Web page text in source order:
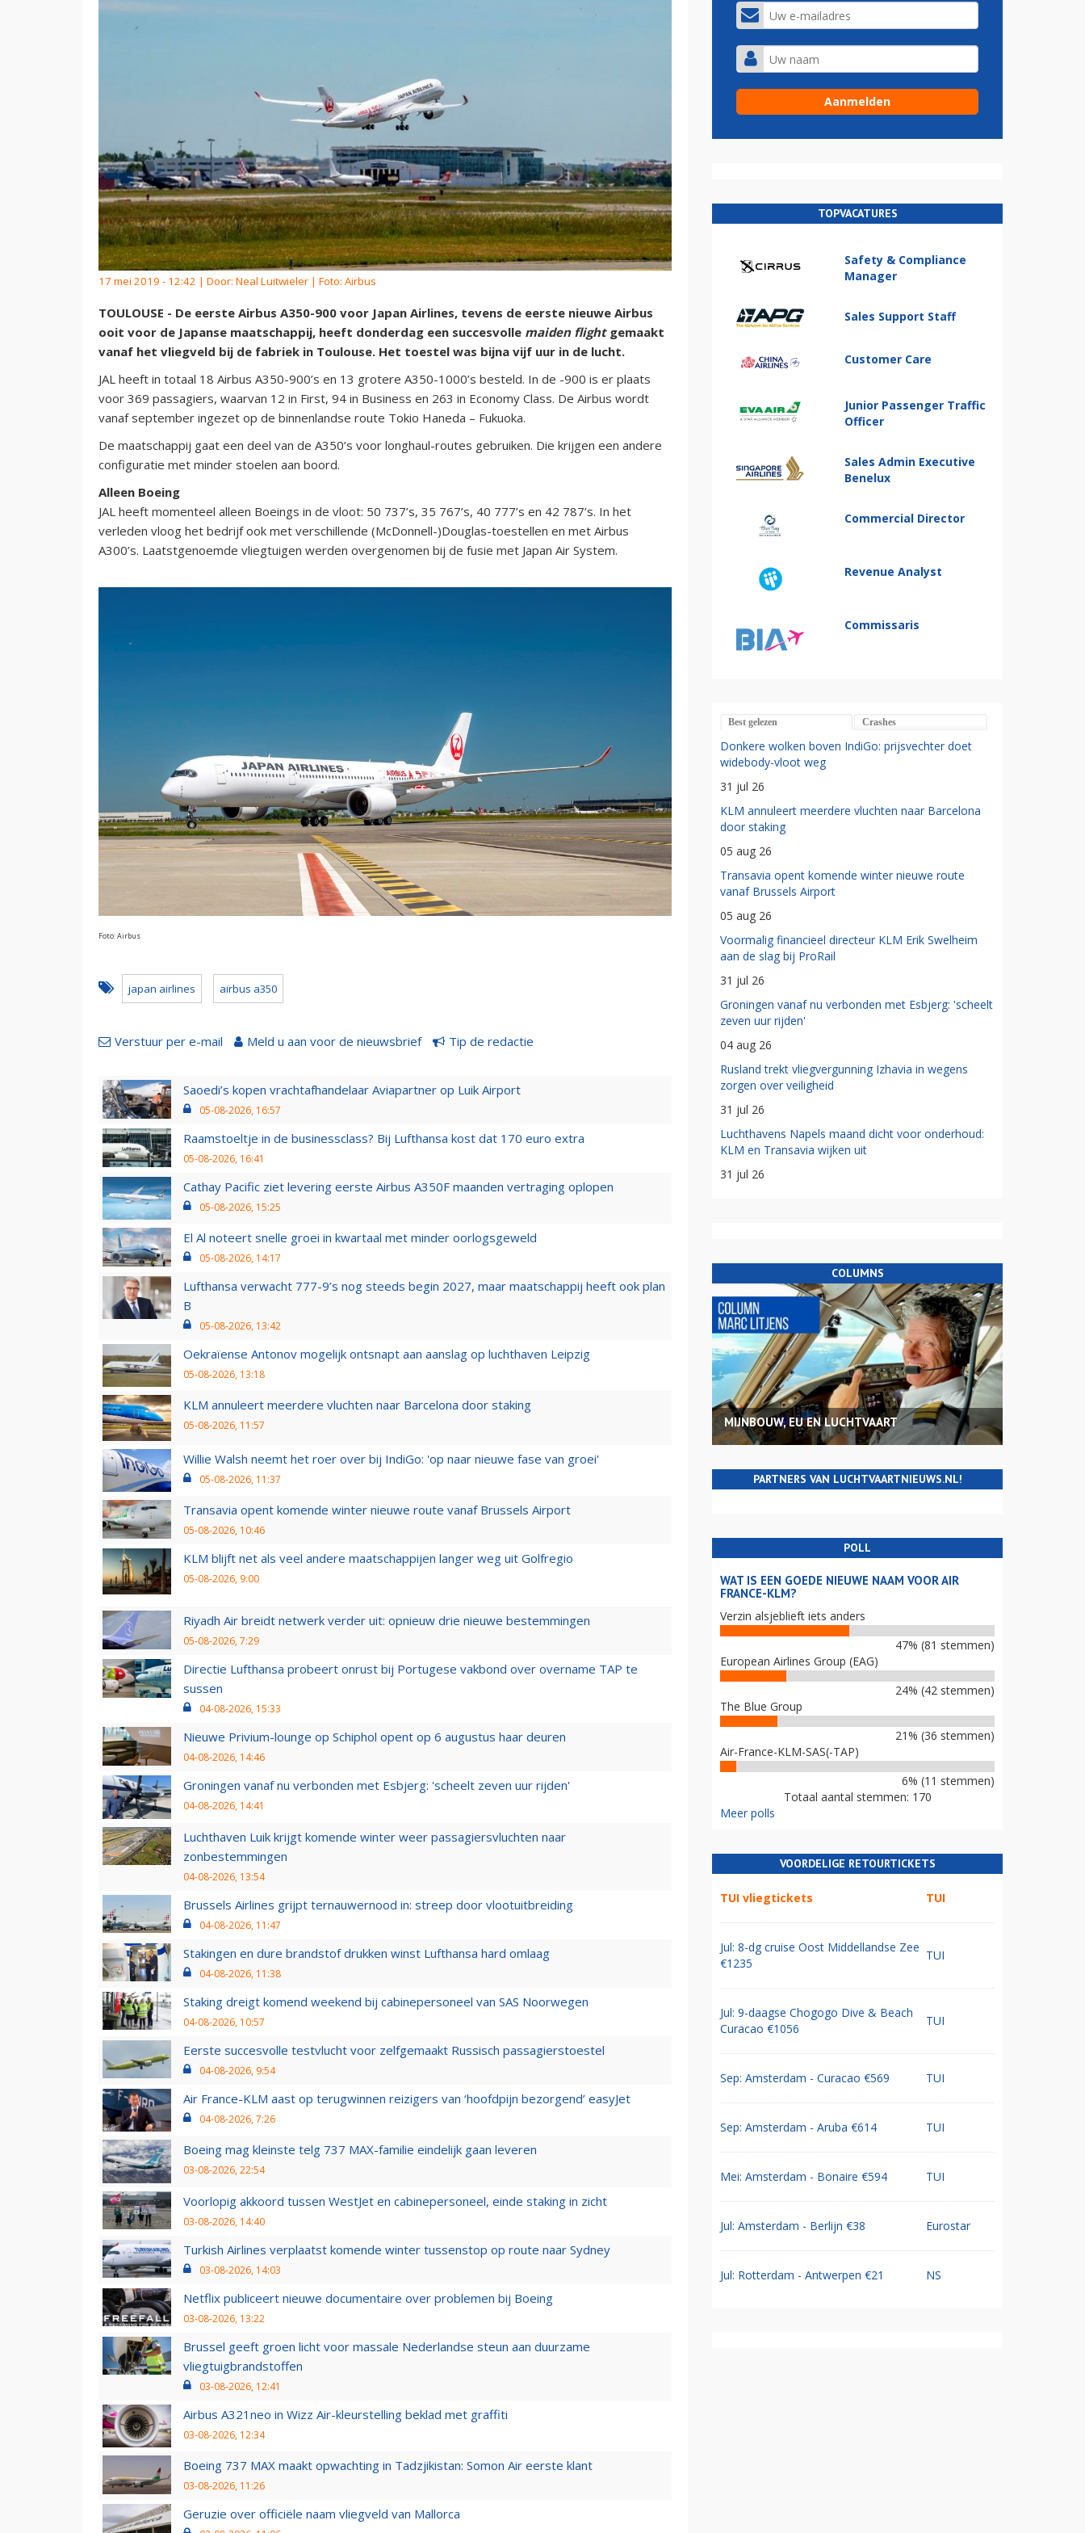
17 mei 2019 - 12:42 | Door: Neal Luitwieler | Foto: Airbus
TOULOUSE - De eerste Airbus A350-900 voor Japan Airlines, tevens de eerste nieuwe Airbus
ooit voor de Japanse maatschappij, heeft donderdag een succesvolle maiden flightgemaakt
vanaf het vliegveld bij de fabriek in Toulouse. Het toestel was bijna vijf uur in de lucht.
JAL heeft in totaal 18 Airbus A350-900’s en 13 grotere A350-1000’s besteld. In de -900 is er plaats
voor 369 passagiers, waarvan 12 in First, 94 in Business en 263 in Economy Class. De Airbus wordt
vanaf september ingezet op de binnenlandse route Tokio Haneda – Fukuoka.
De maatschappij gaat een deel van de A350’s voor longhaul-routes gebruiken. Die krijgen een andere
configuratie met minder stoelen aan boord.
Alleen Boeing
JAL heeft momenteel alleen Boeings in de vloot: 50 737’s, 35 767’s, 40 777’s en 42 787’s. In het
verleden vloog het bedrijf ook met verschillende (McDonnell-)Douglas-toestellen en met Airbus
A300’s. Laatstgenoemde vliegtuigen werden overgenomen bij de fusie met Japan Air System.
Foto: Airbus
japan airlines airbus a350
Verstuur per e-mail Meld u aan voor de nieuwsbrief Tip de redactie
Saoedi’s kopen vrachtafhandelaar Aviapartner op Luik Airport
05-08-2026, 16:57
Raamstoeltje in de businessclass? Bij Lufthansa kost dat 170 euro extra
05-08-2026, 16:41
Cathay Pacific ziet levering eerste Airbus A350F maanden vertraging oplopen
05-08-2026, 15:25
El Al noteert snelle groei in kwartaal met minder oorlogsgeweld
05-08-2026, 14:17
Lufthansa verwacht 777-9’s nog steeds begin 2027, maar maatschappij heeft ook plan
B
05-08-2026, 13:42
Oekraïense Antonov mogelijk ontsnapt aan aanslag op luchthaven Leipzig
05-08-2026, 13:18
KLM annuleert meerdere vluchten naar Barcelona door staking
05-08-2026, 11:57
Willie Walsh neemt het roer over bij IndiGo: 'op naar nieuwe fase van groei'
05-08-2026, 11:37
Transavia opent komende winter nieuwe route vanaf Brussels Airport
05-08-2026, 10:46
KLM blijft net als veel andere maatschappijen langer weg uit Golfregio
05-08-2026, 9:00
Riyadh Air breidt netwerk verder uit: opnieuw drie nieuwe bestemmingen
05-08-2026, 7:29
Directie Lufthansa probeert onrust bij Portugese vakbond over overname TAP te
sussen
04-08-2026, 15:33
Nieuwe Privium-lounge op Schiphol opent op 6 augustus haar deuren
04-08-2026, 14:46
Groningen vanaf nu verbonden met Esbjerg: 'scheelt zeven uur rijden'
04-08-2026, 14:41
Luchthaven Luik krijgt komende winter weer passagiersvluchten naar
zonbestemmingen
04-08-2026, 13:54
Brussels Airlines grijpt ternauwernood in: streep door vlootuitbreiding
04-08-2026, 11:47
Stakingen en dure brandstof drukken winst Lufthansa hard omlaag
04-08-2026, 11:38
Staking dreigt komend weekend bij cabinepersoneel van SAS Noorwegen
04-08-2026, 10:57
Eerste succesvolle testvlucht voor zelfgemaakt Russisch passagierstoestel
04-08-2026, 9:54
Air France-KLM aast op terugwinnen reizigers van ‘hoofdpijn bezorgend’ easyJet
04-08-2026, 7:26
Boeing mag kleinste telg 737 MAX-familie eindelijk gaan leveren
03-08-2026, 22:54
Voorlopig akkoord tussen WestJet en cabinepersoneel, einde staking in zicht
03-08-2026, 14:40
Turkish Airlines verplaatst komende winter tussenstop op route naar Sydney
03-08-2026, 14:03
Netflix publiceert nieuwe documentaire over problemen bij Boeing
03-08-2026, 13:22
Brussel geeft groen licht voor massale Nederlandse steun aan duurzame
vliegtuigbrandstoffen
03-08-2026, 12:41
Airbus A321neo in Wizz Air-kleurstelling beklad met graffiti
03-08-2026, 12:34
Boeing 737 MAX maakt opwachting in Tadzjikistan: Somon Air eerste klant
03-08-2026, 11:26
Geruzie over officiële naam vliegveld van Mallorca
TOPVACATURES
Safety & Compliance
Manager
Sales Support Staff
Customer Care
Junior Passenger Traffic
Officer
Sales Admin Executive
Benelux
Commercial Director
Revenue Analyst
Commissaris
Best gelezen Crashes
Donkere wolken boven IndiGo: prijsvechter doet
widebody-vloot weg
31 jul 26
KLM annuleert meerdere vluchten naar Barcelona
door staking
05 aug 26
Transavia opent komende winter nieuwe route
vanaf Brussels Airport
05 aug 26
Voormalig financieel directeur KLM Erik Swelheim
aan de slag bij ProRail
31 jul 26
Groningen vanaf nu verbonden met Esbjerg: 'scheelt
zeven uur rijden'
04 aug 26
Rusland trekt vliegvergunning Izhavia in wegens
zorgen over veiligheid
31 jul 26
Luchthavens Napels maand dicht voor onderhoud:
KLM en Transavia wijken uit
31 jul 26
COLUMNS
MIJNBOUW, EU EN LUCHTVAART
PARTNERS VAN LUCHTVAARTNIEUWS.NL!
POLL
WAT IS EEN GOEDE NIEUWE NAAM VOOR AIR
FRANCE-KLM?
Verzin alsjeblieft iets anders
47% (81 stemmen)
European Airlines Group (EAG)
24% (42 stemmen)
The Blue Group
21% (36 stemmen)
Air-France-KLM-SAS(-TAP)
6% (11 stemmen)
Totaal aantal stemmen: 170
Meer polls
VOORDELIGE RETOURTICKETS
TUI vliegtickets TUI
Jul: 8-dg cruise Oost Middellandse Zee
€1235
TUI
Jul: 9-daagse Chogogo Dive & Beach
Curacao €1056
TUI
Sep: Amsterdam - Curacao €569 TUI
Sep: Amsterdam - Aruba €614 TUI
Mei: Amsterdam - Bonaire €594 TUI
Jul: Amsterdam - Berlijn €38 Eurostar
Jul: Rotterdam - Antwerpen €21 NS